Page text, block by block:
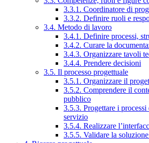
3.3.1. Coordinatore di
3.3.2. Definire ruoli e
3.4. Metodo di lavoro
3.4.1. Definire processi,
3.4.2. Curare la
3.4.3. Organizzare tavoli
3.4.4. Prendere decisioni
3.5. Il processo progettuale
3.5.1. Organizzare il
3.5.2. Comprendere il
pubblico
3.5.3. Progettare i processi
servizio
3.5.4. Realizzare
3.5.5. Validare la